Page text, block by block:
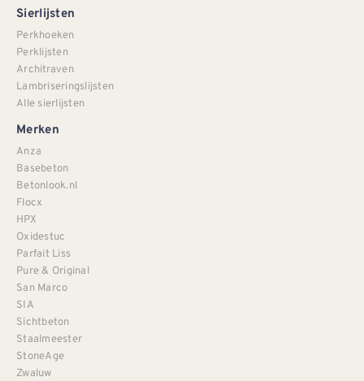
Sierlijsten
Perkhoeken
Perklijsten
Architraven
Lambriseringslijsten
Alle sierlijsten
Merken
Anza
Basebeton
Betonlook.nl
Flocx
HPX
Oxidestuc
Parfait Liss
Pure & Original
San Marco
SIA
Sichtbeton
Staalmeester
StoneAge
Zwaluw